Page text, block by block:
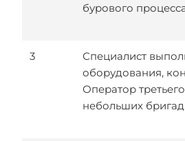
бурового
3
Специалист
оборудования,
Оператор
небольших